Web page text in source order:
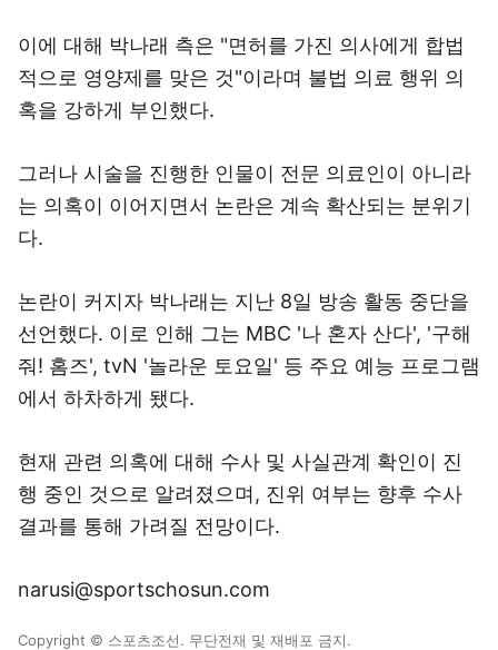
이에 대해 박나래 측은 "면허를 가진 의사에게 합법
적으로 영양제를 맞은 것"이라며 불법 의료 행위 의
혹을 강하게 부인했다.
그러나 시술을 진행한 인물이 전문 의료인이 아니라
는 의혹이 이어지면서 논란은 계속 확산되는 분위기
다.
논란이 커지자 박나래는 지난 8일 방송 활동 중단을
선언했다. 이로 인해 그는 MBC '나 혼자 산다', '구해
줘! 홈즈', tvN '놀라운 토요일' 등 주요 예능 프로그램
에서 하차하게 됐다.
현재 관련 의혹에 대해 수사 및 사실관계 확인이 진
행 중인 것으로 알려졌으며, 진위 여부는 향후 수사
결과를 통해 가려질 전망이다.
narusi@sportschosun.com
Copyright © 스포츠조선. 무단전재 및 재배포 금지.